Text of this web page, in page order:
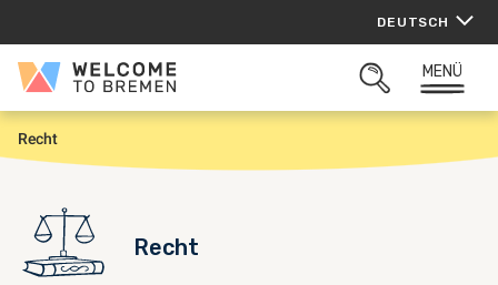
springen
DEUTSCH
Welcome
Bremen
SUCHFELD
MENÜ
S
t
Recht
Recht